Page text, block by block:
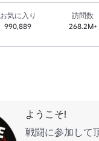
お気に入り
990,889
訪問数
268.2M+
ようこそ!
戦闘に参加して